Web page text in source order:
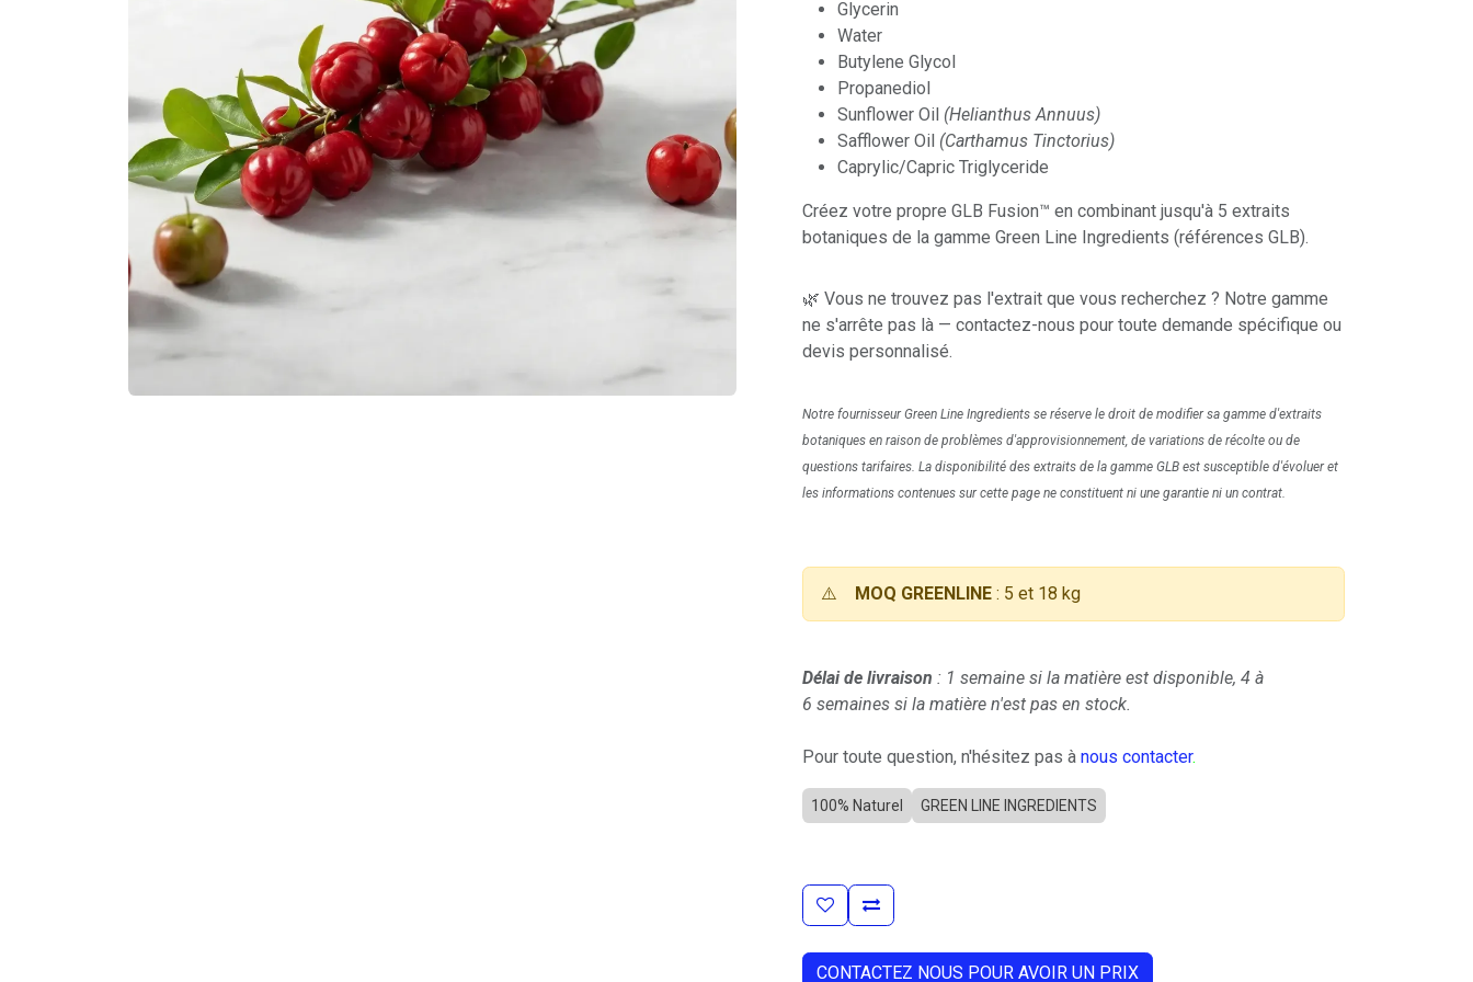
Glycerin
Water
Butylene Glycol
Propanediol
Sunflower Oil (Helianthus Annuus)
Safflower Oil (Carthamus Tinctorius)
Caprylic/Capric Triglyceride
Créez votre propre GLB Fusion™ en combinant jusqu'à 5 extraits
botaniques de la gamme Green Line Ingredients (références GLB).
🌿 Vous ne trouvez pas l'extrait que vous recherchez ? Notre gamme
ne s'arrête pas là — contactez-nous pour toute demande spécifique ou
devis personnalisé.
Notre fournisseur Green Line Ingredients se réserve le droit de modifier sa gamme d'extraits
botaniques en raison de problèmes d'approvisionnement, de variations de récolte ou de
questions tarifaires. La disponibilité des extraits de la gamme GLB est susceptible d'évoluer et
les informations contenues sur cette page ne constituent ni une garantie ni un contrat.
⚠️ MOQ GREENLINE : 5 et 18 kg
Délai de livraison : 1 semaine si la matière est disponible, 4 à
6 semaines si la matière n'est pas en stock.
Pour toute question, n'hésitez pas à nous contacter.
100% Naturel GREEN LINE INGREDIENTS
CONTACTEZ NOUS POUR AVOIR UN PRIX